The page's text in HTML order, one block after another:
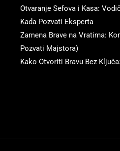
Otvaranje Sefova i Kasa:
Kada Pozvati Eksperta
Zamena Brave na Vratima:
Pozvati Majstora)
Kako Otvoriti Bravu Bez Ključa: